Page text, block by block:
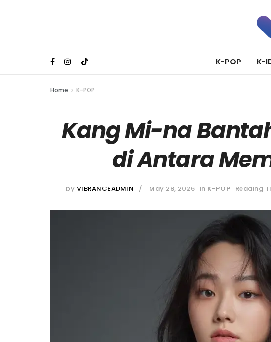
K-POP K-
Home K-POP
Kang Mi-na
di Antara
by VIBRANCEADMIN May 28, 2026 in K-POP Reading